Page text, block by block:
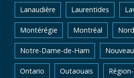
Lanaudière Laurentides
Montérégie Montréal
Notre-Dame-de-Ham
Ontario Outaouais